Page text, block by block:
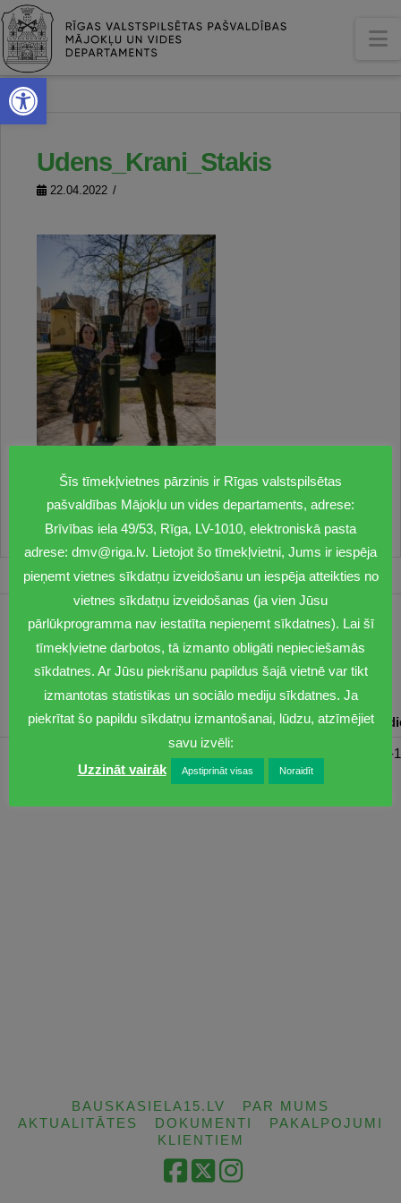
Open toolbar
Udens_Krani_Stakis
22.04.2022
1201
dmv@riga.lv
Pirmdiena Otrdiena Trešdiena Ceturtdiena
08:00-
BAUSKASIELA15.LV
PAR MUMS
AKTUALITĀTES
DOKUMENTI
PAKALPOJUMI
KLIENTIEM
Facebook
X Instagram
Šīs tīmekļvietnes pārzinis ir Rīgas valstspilsētas
pašvaldības Mājokļu un vides departaments, adrese:
Brīvības iela 49/53, Rīga, LV-1010, elektroniskā pasta
adrese: dmv@riga.lv. Lietojot šo tīmekļvietni, Jums ir iespēja
pieņemt vietnes sīkdatņu izveidošanu un iespēja atteikties no
vietnes sīkdatņu izveidošanas (ja vien Jūsu
pārlūkprogramma nav iestatīta nepieņemt sīkdatnes). Lai šī
tīmekļvietne darbotos, tā izmanto obligāti nepieciešamās
sīkdatnes. Ar Jūsu piekrišanu papildus šajā vietnē var tikt
izmantotas statistikas un sociālo mediju sīkdatnes. Ja
piekrītat šo papildu sīkdatņu izmantošanai, lūdzu, atzīmējiet
savu izvēli:
Uzzināt vairāk
Apstiprināt visas Noraidīt